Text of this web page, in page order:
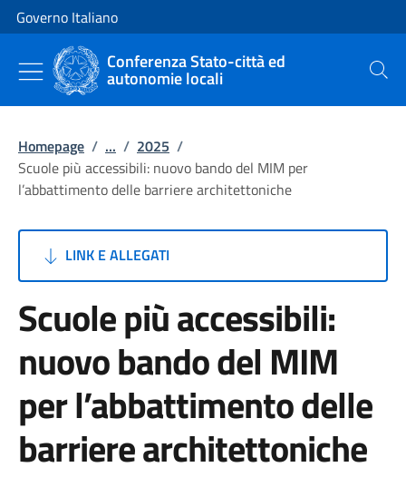
Vai al contenuto
Vai alla navigazione del sito
Governo Italiano
Conferenza Stato-città ed
autonomie locali Cerca
Homepage / ... / 2025 /
Scuole più accessibili: nuovo bando del MIM per
l’abbattimento delle barriere architettoniche
LINK E ALLEGATI
Scuole più accessibili:
nuovo bando del MIM
per l’abbattimento delle
barriere architettoniche